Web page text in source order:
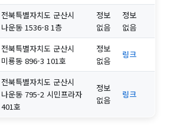
전북특별자치도 군산시
나운동 1536-8 1층
정보
없음
정보
없음
전북특별자치도 군산시
미룡동 896-3 101호
정보
없음
링크
전북특별자치도 군산시
나운동 795-2 시민프라자
401호
정보
없음
링크